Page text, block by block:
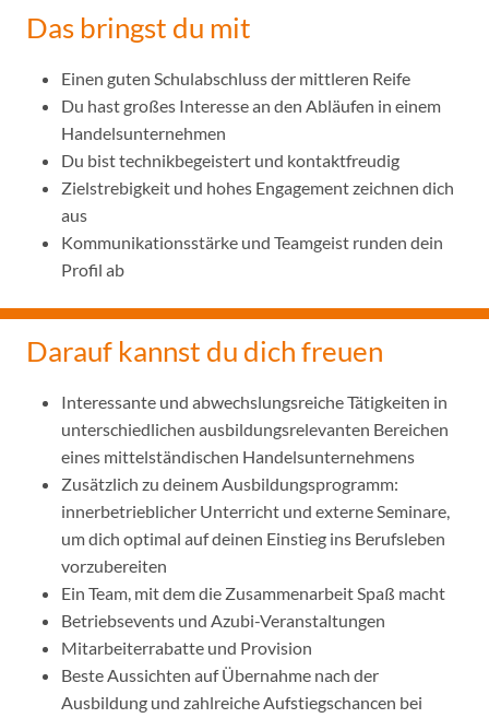
Das bringst du mit
Einen guten Schulabschluss der mittleren Reife
Du hast großes Interesse an den Abläufen in einem
Handelsunternehmen
Du bist technikbegeistert und kontaktfreudig
Zielstrebigkeit und hohes Engagement zeichnen dich
aus
Kommunikationsstärke und Teamgeist runden dein
Profil ab
Darauf kannst du dich freuen
Interessante und abwechslungsreiche Tätigkeiten in
unterschiedlichen ausbildungsrelevanten Bereichen
eines mittelständischen Handelsunternehmens
Zusätzlich zu deinem Ausbildungsprogramm:
innerbetrieblicher Unterricht und externe Seminare,
um dich optimal auf deinen Einstieg ins Berufsleben
vorzubereiten
Ein Team, mit dem die Zusammenarbeit Spaß macht
Betriebsevents und Azubi-Veranstaltungen
Mitarbeiterrabatte und Provision
Beste Aussichten auf Übernahme nach der
Ausbildung und zahlreiche Aufstiegschancen bei